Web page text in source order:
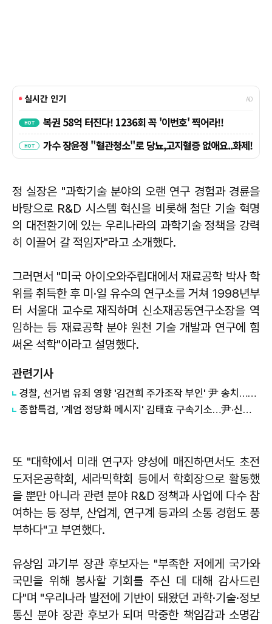
정 실장은 "과학기술 분야의 오랜 연구 경험과 경륜을
바탕으로 R&D 시스템 혁신을 비롯해 첨단 기술 혁명
의 대전환기에 있는 우리나라의 과학기술 정책을 강력
히 이끌어 갈 적임자"라고 소개했다.
그러면서 "미국 아이오와주립대에서 재료공학 박사 학
위를 취득한 후 미·일 유수의 연구소를 거쳐 1998년부
터 서울대 교수로 재직하며 신소재공동연구소장을 역
임하는 등 재료공학 분야 원천 기술 개발과 연구에 힘
써온 석학"이라고 설명했다.
관련기사
경찰, 선거법 유죄 영향 '김건희 주가조작 부인' 尹 송치…檢 판단 주목
종합특검, '계엄 정당화 메시지' 김태효 구속기소…尹·신원식 기소 방침
또 "대학에서 미래 연구자 양성에 매진하면서도 초전
도저온공학회, 세라믹학회 등에서 학회장으로 활동했
을 뿐만 아니라 관련 분야 R&D 정책과 사업에 다수 참
여하는 등 정부, 산업계, 연구계 등과의 소통 경험도 풍
부하다"고 부연했다.
유상임 과기부 장관 후보자는 "부족한 저에게 국가와
국민을 위해 봉사할 기회를 주신 데 대해 감사드린
다"며 "우리나라 발전에 기반이 돼왔던 과학·기술·정보
통신 분야 장관 후보가 되며 막중한 책임감과 소명감